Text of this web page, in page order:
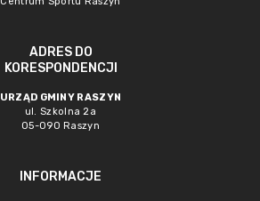
ADRES DO
KORESPONDENCJI
URZĄD GMINY RASZYN
ul. Szkolna 2a
05-090 Raszyn
INFORMACJE